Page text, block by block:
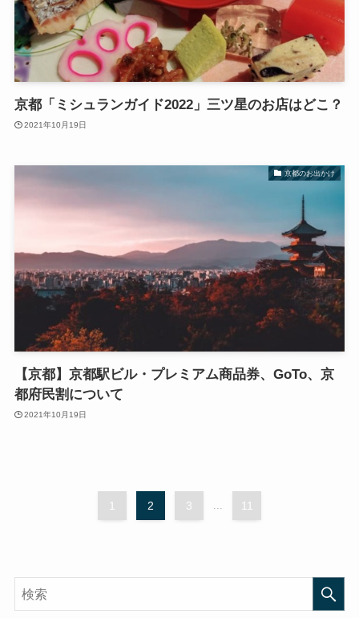
京都「ミシュランガイド2022」三ツ星のお店はどこ？
2021年10月19日
京都のお出かけ
【京都】京都駅ビル・プレミアム商品券、GoTo、京
都府民割について
2021年10月19日
1 2 3 ... 11